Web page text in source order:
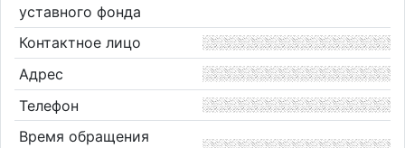
уставного фонда
Контактное лицо
Адрес
Телефон
Время обращения